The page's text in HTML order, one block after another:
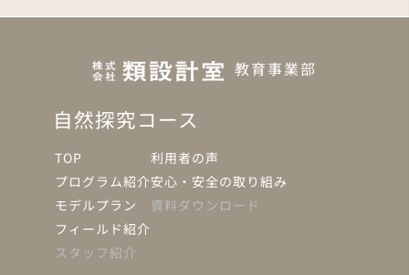
教育事業部
自然探究コース
TOP
プログラム紹介
モデルプラン
フィールド紹介
スタッフ紹介
利用者の声
安心・安全の取り組み
資料ダウンロード